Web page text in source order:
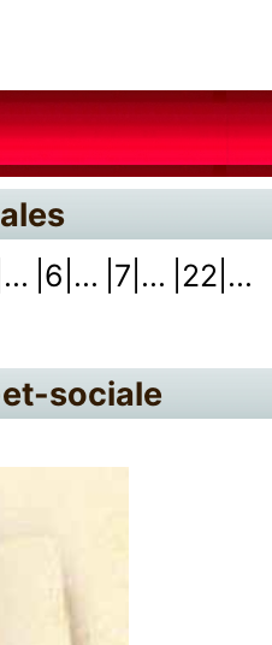
|6|... |7|... |22|...
sociale